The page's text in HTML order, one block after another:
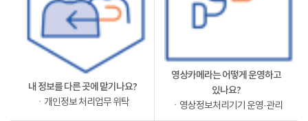
내 정보를 다른 곳에 맡기나요?
ㆍ개인정보 처리업무 위탁
영상카메라는 어떻게 운영하고
있나요?
ㆍ영상정보처리기기 운영·관리